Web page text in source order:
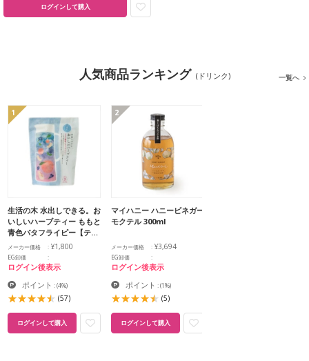
ログインして購入
人気商品ランキング (ドリンク) 一覧へ
1
生活の木 水出しできる。お
いしいハーブティー ももと
青色バタフライピー【テ…
メーカー価格 ¥1,800
EG卸価
ログイン後表示
ポイント :(4%)
(57)
ログインして購入
2
マイハニー ハニービネガー
モクテル 300ml
メーカー価格 ¥3,694
EG卸価
ログイン後表示
ポイント :(1%)
(5)
ログインして購入